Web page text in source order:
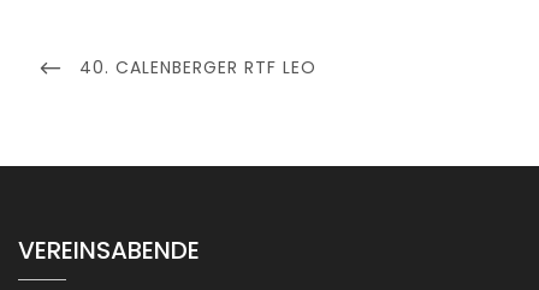
PREVIOUS
40. CALENBERGER RTF LEO
VEREINSABENDE